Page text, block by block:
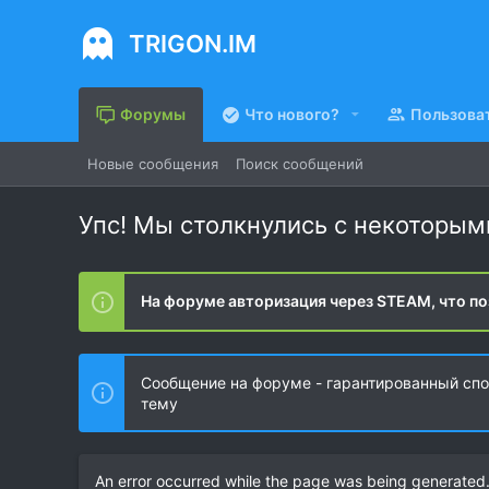
TRIGON.IM
Форумы Что нового?
Новые сообщения Поиск сообщений
Упс! Мы столкнулись с
На форуме авторизация через STEAM, что
Сообщение на форуме - гарантированный
тему
An error occurred while the page was being